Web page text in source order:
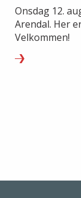
Onsdag 12.
Arendal. Her
Velkommen!